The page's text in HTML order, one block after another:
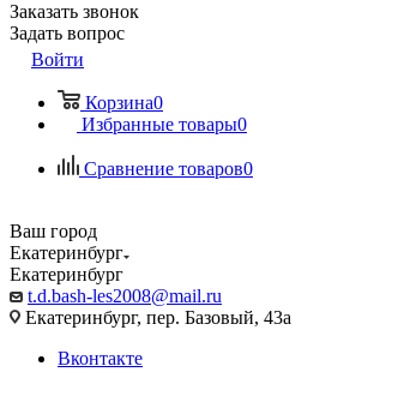
Заказать звонок
Задать вопрос
Войти
Корзина0
Избранные товары0
Сравнение товаров0
Ваш город
Екатеринбург
Екатеринбург
t.d.bash-les2008@mail.ru
Екатеринбург, пер. Базовый, 43а
Вконтакте